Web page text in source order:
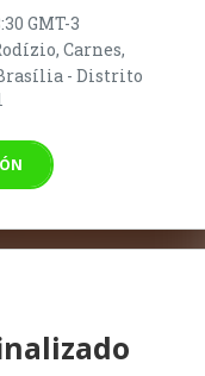
GMT-3
Carnes,
- Distrito